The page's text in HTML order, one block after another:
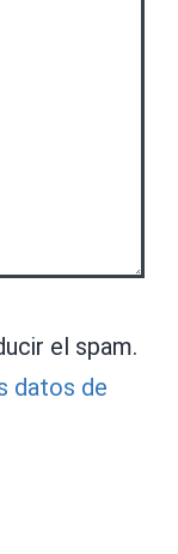
el spam.
datos de